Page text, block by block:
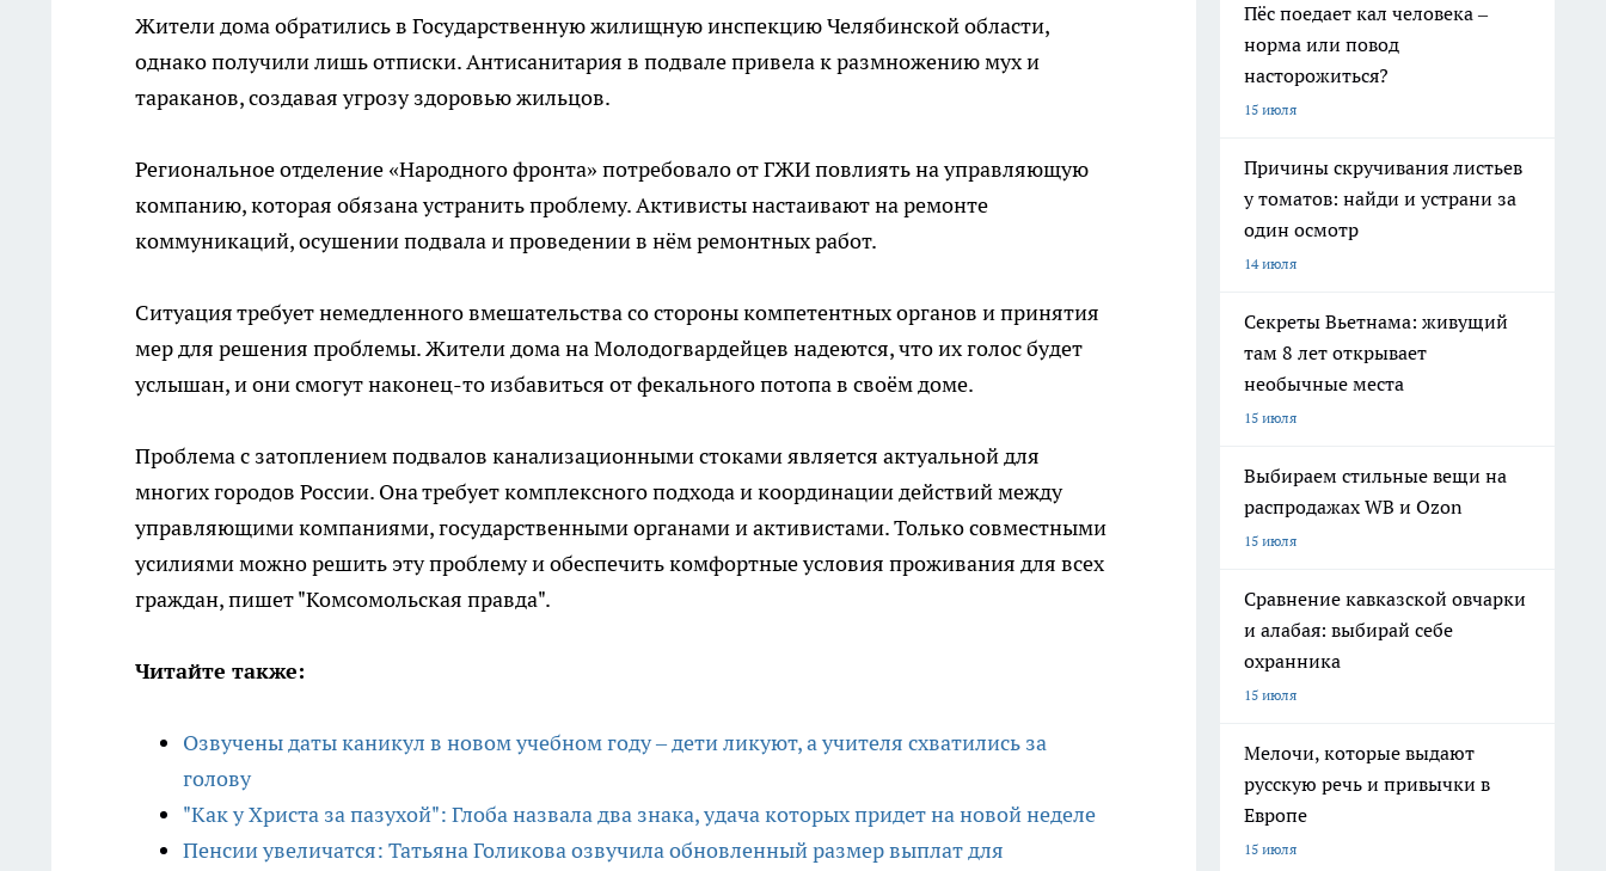
Жители дома обратились в Государственную жилищную инспекцию Челябинской области,
однако получили лишь отписки. Антисанитария в подвале привела к размножению мух и
тараканов, создавая угрозу здоровью жильцов.
Региональное отделение «Народного фронта» потребовало от ГЖИ повлиять на управляющую
компанию, которая обязана устранить проблему. Активисты настаивают на ремонте
коммуникаций, осушении подвала и проведении в нём ремонтных работ.
Ситуация требует немедленного вмешательства со стороны компетентных органов и принятия
мер для решения проблемы. Жители дома на Молодогвардейцев надеются, что их голос будет
услышан, и они смогут наконец-то избавиться от фекального потопа в своём доме.
Проблема с затоплением подвалов канализационными стоками является актуальной для
многих городов России. Она требует комплексного подхода и координации действий между
управляющими компаниями, государственными органами и активистами. Только совместными
усилиями можно решить эту проблему и обеспечить комфортные условия проживания для всех
граждан, пишет "Комсомольская правда".
Читайте также:
Озвучены даты каникул в новом учебном году – дети ликуют, а учителя схватились за
голову
"Как у Христа за пазухой": Глоба назвала два знака, удача которых придет на новой неделе
Пенсии увеличатся: Татьяна Голикова озвучила обновленный размер выплат для
Пёс поедает кал человека –
норма или повод
насторожиться?
15 июля
Причины скручивания листьев
у томатов: найди и устрани за
один осмотр
14 июля
Секреты Вьетнама: живущий
там 8 лет открывает
необычные места
15 июля
Выбираем стильные вещи на
распродажах WB и Ozon
15 июля
Сравнение кавказской овчарки
и алабая: выбирай себе
охранника
15 июля
Мелочи, которые выдают
русскую речь и привычки в
Европе
15 июля